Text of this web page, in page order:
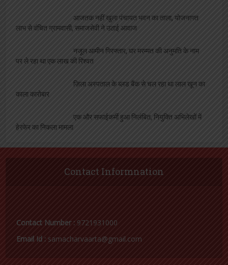
आजतक नहीं खुला पंचायत भवन का ताला, योजनागत
लाभ से वंचित ग्रामवासी, समाजसेवी ने उठाई आवाज
नजूल आमीन गिरफ्तार, घर मरम्मत की अनुमति के नाम
पर ले रहा था एक लाख की रिश्वत
ज़िला अस्पताल के ब्लड बैंक से चल रहा था लाल खून का
काला कारोबार
एक और सफाईकर्मी हुआ निलंबित, नियुक्ति अभिलेखों में
हेरफेर का निकला मामला
Contact Informnation
Contact Number : 9721931000
Email Id : samacharvaarta@gmail.com